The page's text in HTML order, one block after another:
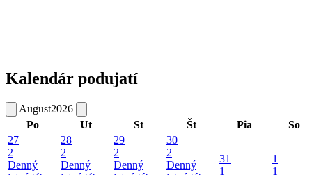
Kalendár podujatí
August2026
Po
Ut St Št Pia
So
27
2
Denný
28
2
Denný
29
2
Denný
30
2
Denný
31
1
1
1